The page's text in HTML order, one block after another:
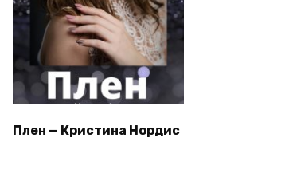
Плен — Кристина Нордис